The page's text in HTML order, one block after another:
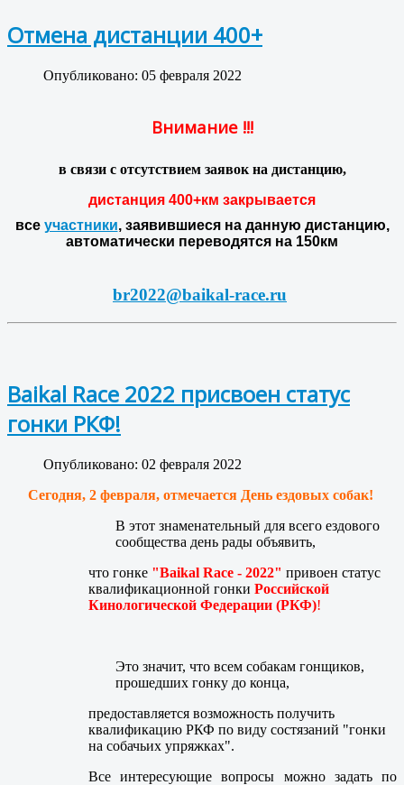
Отмена дистанции 400+
Опубликовано: 05 февраля 2022
Внимание !!!
в связи с отсутствием заявок на дистанцию,
дистанция 400+км закрывается
все участники, заявившиеся на данную дистанцию,
автоматически переводятся на 150км
br2022@baikal-race.ru
Baikal Race 2022 присвоен статус
гонки РКФ!
Опубликовано: 02 февраля 2022
Сегодня, 2 февраля, отмечается День ездовых собак!
В этот знаменательный для всего ездового
сообщества день рады объявить,
что гонке "Baikal Race - 2022" привоен статус
квалификационной гонки Российской
Кинологической Федерации (РКФ)!
Это значит, что всем собакам гонщиков,
прошедших гонку до конца,
предоставляется возможность получить
квалификацию РКФ по виду состязаний "гонки
на собачьих упряжках".
Все интересующие вопросы можно задать по